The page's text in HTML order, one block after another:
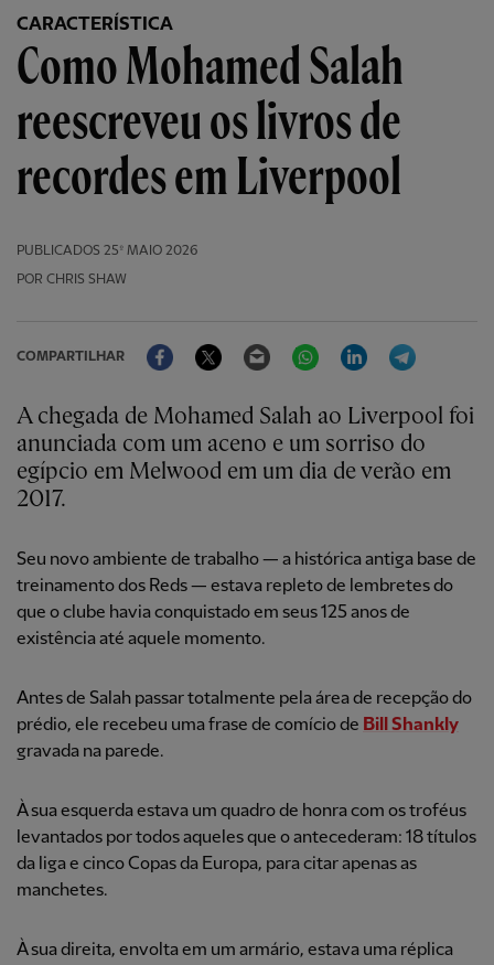
CARACTERÍSTICA
Como Mohamed Salah
reescreveu os livros de
recordes em Liverpool
PUBLICADOS 25º MAIO 2026
POR CHRIS SHAW
COMPARTILHAR
FacebookTwitter Email WhatsAppLinkedIn
A chegada de Mohamed Salah ao Liverpool foi
anunciada com um aceno e um sorriso do
egípcio em Melwood em um dia de verão em
2017.
Seu novo ambiente de trabalho — a histórica antiga base de
treinamento dos Reds — estava repleto de lembretes do
que o clube havia conquistado em seus 125 anos de
existência até aquele momento.
Antes de Salah passar totalmente pela área de recepção do
prédio, ele recebeu uma frase de comício de Bill Shankly
gravada na parede.
À sua esquerda estava um quadro de honra com os troféus
levantados por todos aqueles que o antecederam: 18 títulos
da liga e cinco Copas da Europa, para citar apenas as
manchetes.
À sua direita, envolta em um armário, estava uma réplica